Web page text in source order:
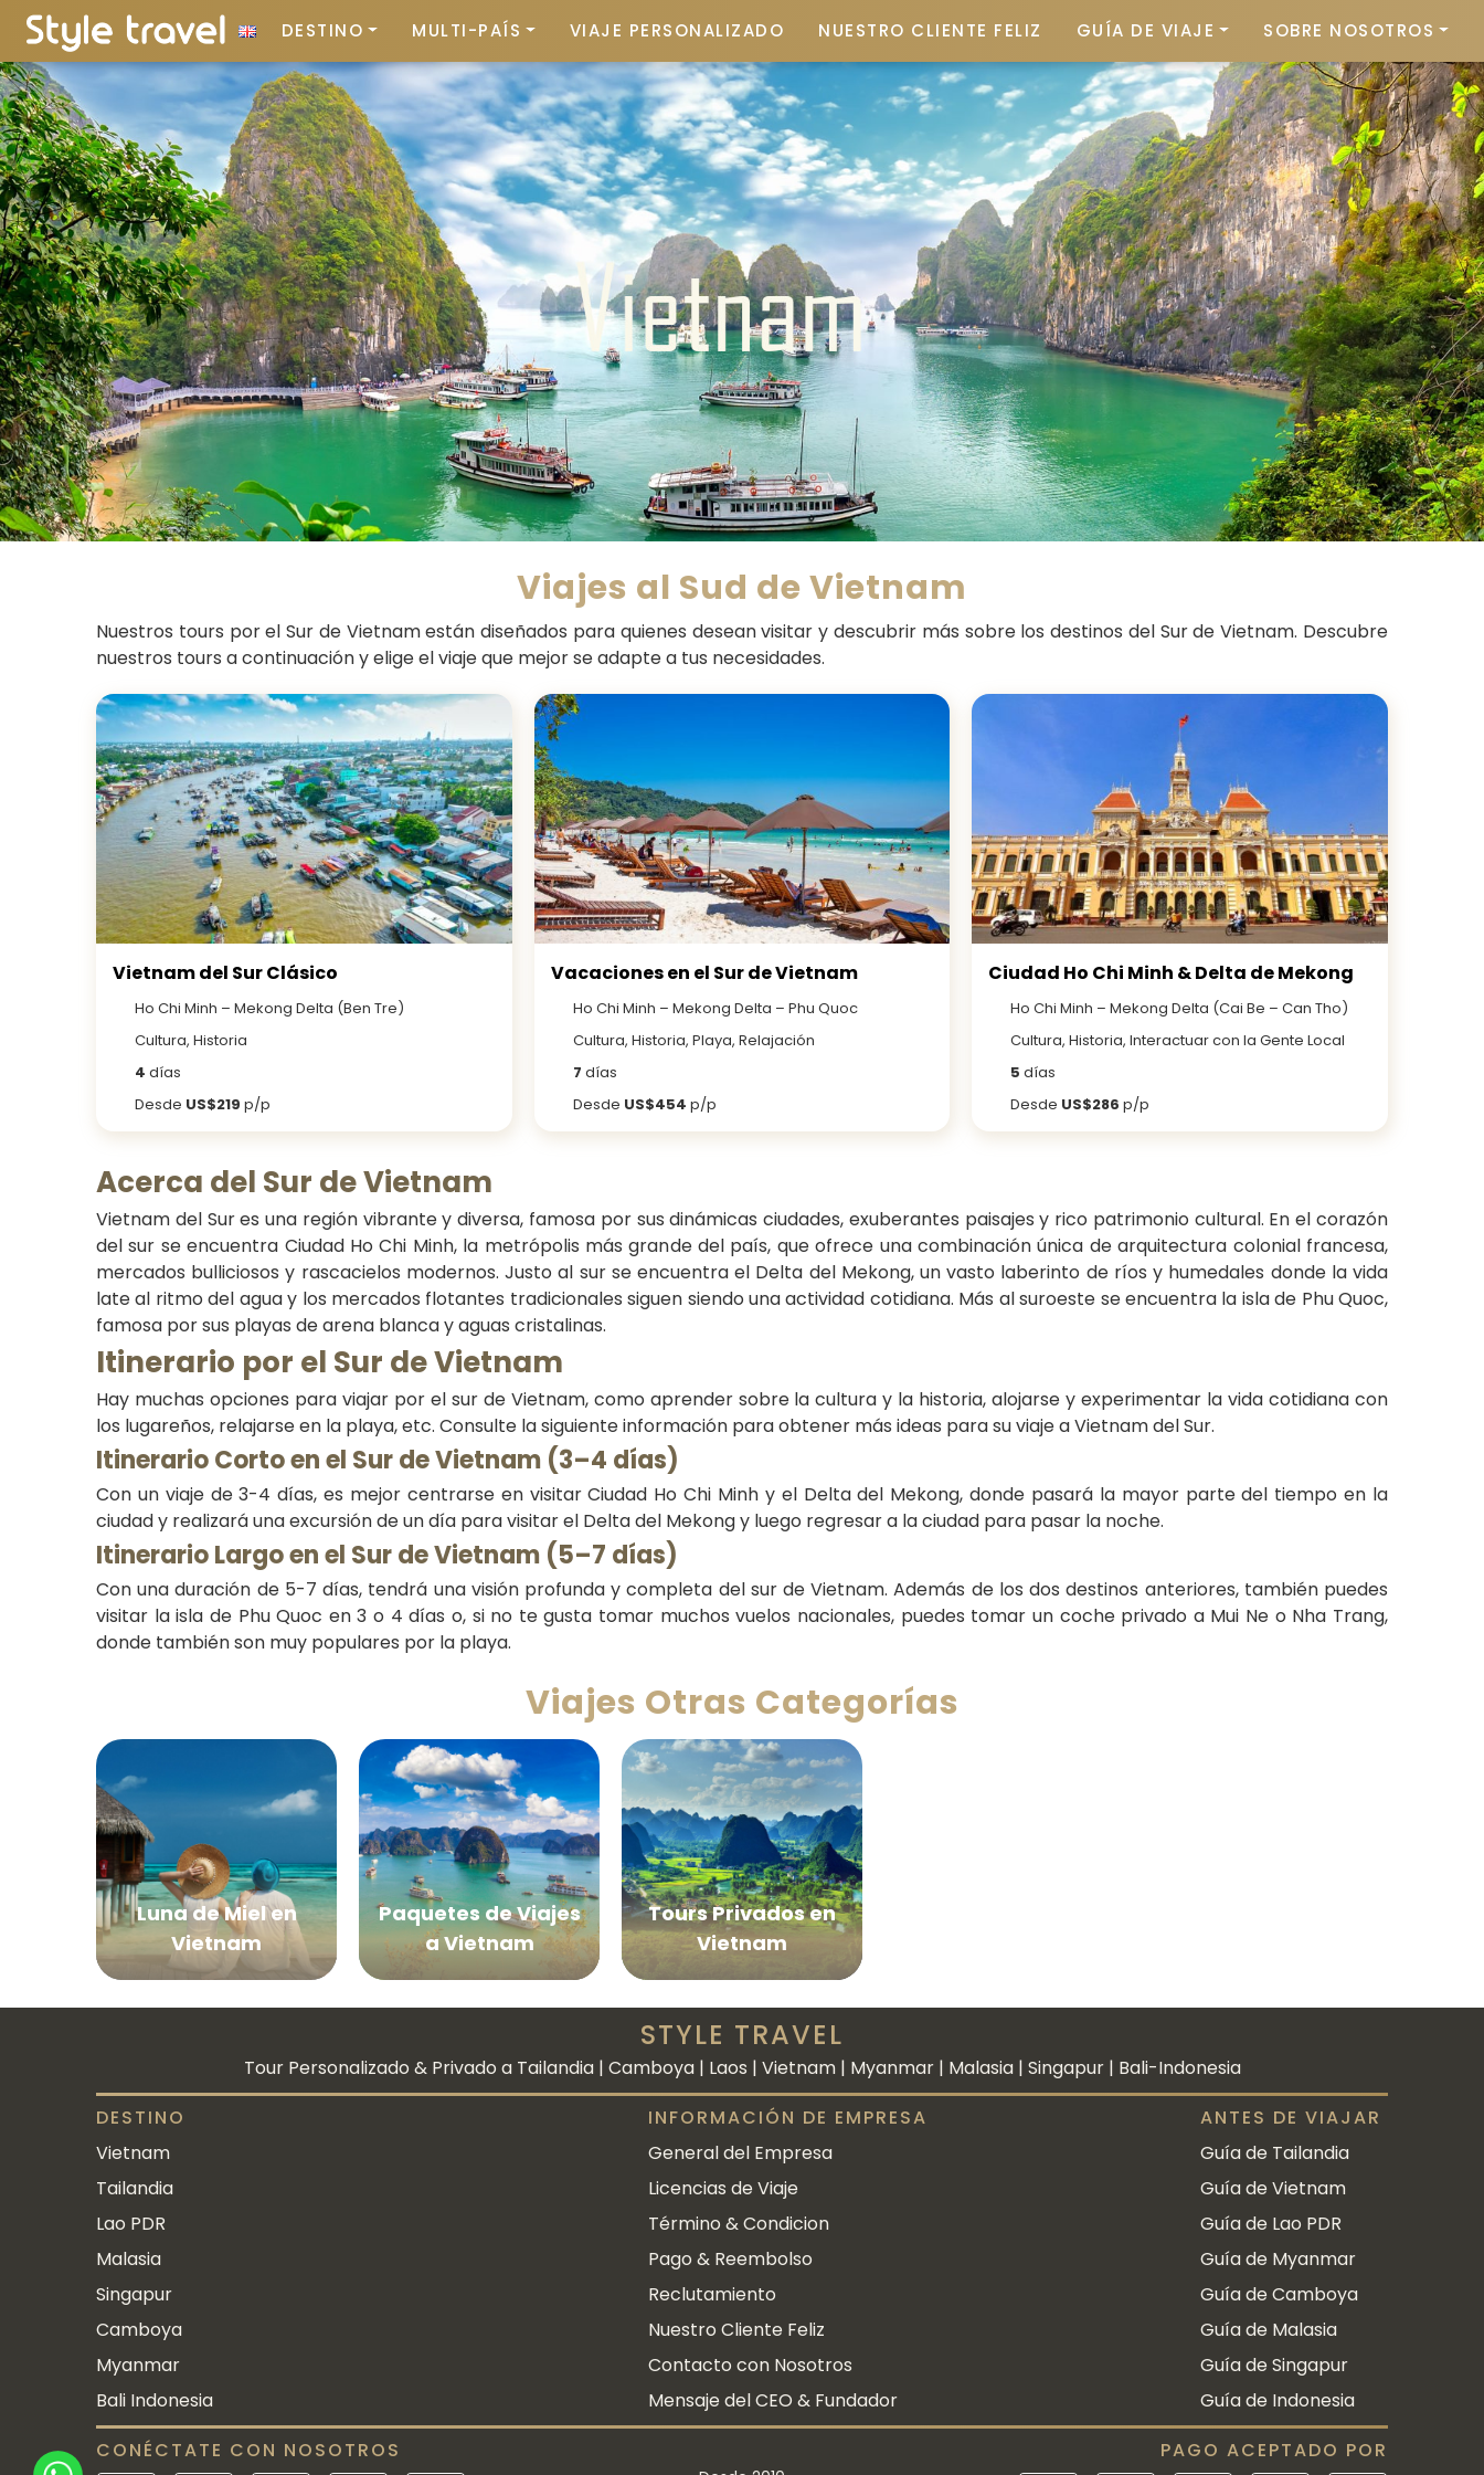
DESTINO MULTI-PAÍS VIAJE PERSONALIZADO NUESTRO CLIENTE FELIZ GUÍA DE VIAJE SOBRE NOSOTROS
Viajes al Sud de Vietnam
Nuestros tours por el Sur de Vietnam están diseñados para quienes desean visitar y descubrir más sobre los destinos del Sur de Vietnam. Descubre
nuestros tours a continuación y elige el viaje que mejor se adapte a tus necesidades.
Vietnam del Sur Clásico
Ho Chi Minh – Mekong Delta (Ben Tre)
Cultura, Historia
4 días
Desde US$219 p/p
Vacaciones en el Sur de Vietnam
Ho Chi Minh – Mekong Delta – Phu Quoc
Cultura, Historia, Playa, Relajación
7 días
Desde US$454 p/p
Ciudad Ho Chi Minh & Delta de Mekong
Ho Chi Minh – Mekong Delta (Cai Be – Can Tho)
Cultura, Historia, Interactuar con la Gente Local
5 días
Desde US$286 p/p
Acerca del Sur de Vietnam
Vietnam del Sur es una región vibrante y diversa, famosa por sus dinámicas ciudades, exuberantes paisajes y rico patrimonio cultural. En el corazón
del sur se encuentra Ciudad Ho Chi Minh, la metrópolis más grande del país, que ofrece una combinación única de arquitectura colonial francesa,
mercados bulliciosos y rascacielos modernos. Justo al sur se encuentra el Delta del Mekong, un vasto laberinto de ríos y humedales donde la vida
late al ritmo del agua y los mercados flotantes tradicionales siguen siendo una actividad cotidiana. Más al suroeste se encuentra la isla de Phu Quoc,
famosa por sus playas de arena blanca y aguas cristalinas.
Itinerario por el Sur de Vietnam
Hay muchas opciones para viajar por el sur de Vietnam, como aprender sobre la cultura y la historia, alojarse y experimentar la vida cotidiana con
los lugareños, relajarse en la playa, etc. Consulte la siguiente información para obtener más ideas para su viaje a Vietnam del Sur.
Itinerario Corto en el Sur de Vietnam (3–4 días)
Con un viaje de 3-4 días, es mejor centrarse en visitar Ciudad Ho Chi Minh y el Delta del Mekong, donde pasará la mayor parte del tiempo en la
ciudad y realizará una excursión de un día para visitar el Delta del Mekong y luego regresar a la ciudad para pasar la noche.
Itinerario Largo en el Sur de Vietnam (5–7 días)
Con una duración de 5-7 días, tendrá una visión profunda y completa del sur de Vietnam. Además de los dos destinos anteriores, también puedes
visitar la isla de Phu Quoc en 3 o 4 días o, si no te gusta tomar muchos vuelos nacionales, puedes tomar un coche privado a Mui Ne o Nha Trang,
donde también son muy populares por la playa.
Viajes Otras Categorías
Luna de Miel en
Vietnam
Paquetes de Viajes
a Vietnam
Tours Privados en
Vietnam
Playas de Vietnam
STYLE TRAVEL
Tour Personalizado & Privado a Tailandia | Camboya | Laos | Vietnam | Myanmar | Malasia | Singapur | Bali-Indonesia
DESTINO
Vietnam
Tailandia
Lao PDR
Malasia
Singapur
Camboya
Myanmar
Bali Indonesia
INFORMACIÓN DE EMPRESA
General del Empresa
Licencias de Viaje
Término & Condicion
Pago & Reembolso
Reclutamiento
Nuestro Cliente Feliz
Contacto con Nosotros
Mensaje del CEO & Fundador
ANTES DE VIAJAR
Guía de Tailandia
Guía de Vietnam
Guía de Lao PDR
Guía de Myanmar
Guía de Camboya
Guía de Malasia
Guía de Singapur
Guía de Indonesia
CONÉCTATE CON NOSOTROS
PAGO ACEPTADO POR